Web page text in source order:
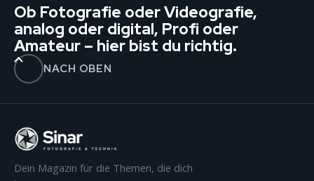
Ob Fotografie oder Videografie,
analog oder digital, Profi oder
Amateur – hier bist du richtig.
NACH OBEN
Dein Magazin für die Themen, die dich